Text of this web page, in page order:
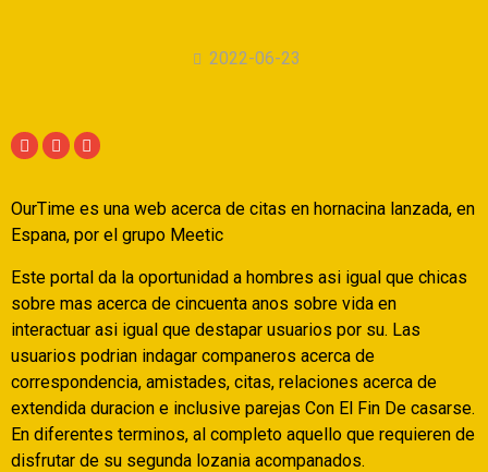
2022-06-23
OurTime es una web acerca de citas en hornacina lanzada, en
Espana, por el grupo Meetic
Este portal da la oportunidad a hombres asi­ igual que chicas
sobre mas acerca de cincuenta anos sobre vida en
interactuar asi­ igual que destapar usuarios por su. Las
usuarios podri­an indagar companeros acerca de
correspondencia, amistades, citas, relaciones acerca de
extendida duracion e inclusive parejas Con El Fin De casarse.
En diferentes terminos, al completo aquello que requieren de
disfrutar de su segunda lozania acompanados.